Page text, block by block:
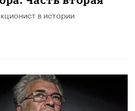
в истории